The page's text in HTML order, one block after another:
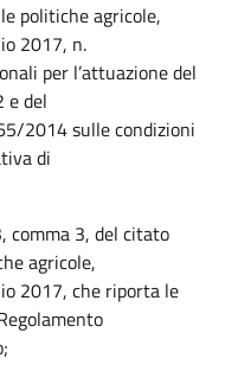
politiche agricole,
2017, n.
per l’attuazione del
e del
2014 sulle condizioni
di
comma 3, del citato
agricole,
2017, che riporta le